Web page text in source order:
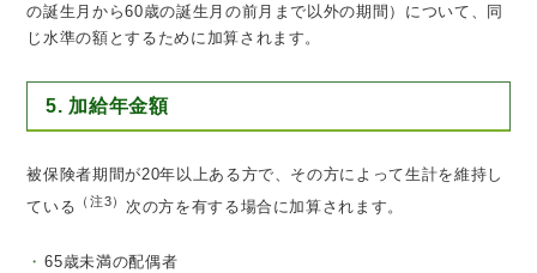
の誕生月から60歳の誕生月の前月まで以外の期間）について、同
じ水準の額とするために加算されます。
5. 加給年金額
被保険者期間が20年以上ある方で、その方によって生計を維持し
ている
（注3） 次の方を有する場合に加算されます。
65歳未満の配偶者